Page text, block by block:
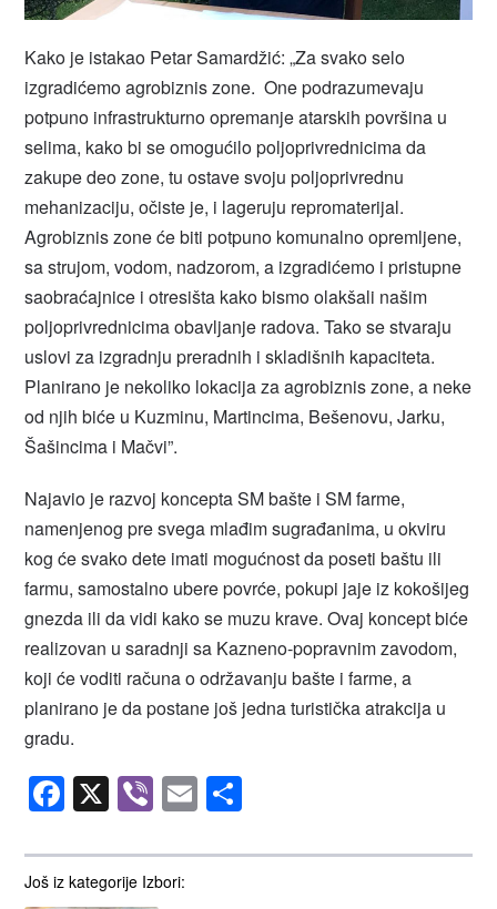
Još iz kategorije Izbori:
Kako je istakao Petar Samardžić: „Za svako selo
izgradićemo agrobiznis zone. One podrazumevaju
potpuno infrastrukturno opremanje atarskih površina u
selima, kako bi se omogućilo poljoprivrednicima da
zakupe deo zone, tu ostave svoju poljoprivrednu
mehanizaciju, očiste je, i lageruju repromaterijal.
Agrobiznis zone će biti potpuno komunalno opremljene,
sa strujom, vodom, nadzorom, a izgradićemo i pristupne
saobraćajnice i otresišta kako bismo olakšali našim
poljoprivrednicima obavljanje radova. Tako se stvaraju
uslovi za izgradnju preradnih i skladišnih kapaciteta.
Planirano je nekoliko lokacija za agrobiznis zone, a neke
od njih biće u Kuzminu, Martincima, Bešenovu, Jarku,
Šašincima i Mačvi”.
Najavio je razvoj koncepta SM bašte i SM farme,
namenjenog pre svega mlađim sugrađanima, u okviru
kog će svako dete imati mogućnost da poseti baštu ili
farmu, samostalno ubere povrće, pokupi jaje iz kokošijeg
gnezda ili da vidi kako se muzu krave. Ovaj koncept biće
realizovan u saradnji sa Kazneno-popravnim zavodom,
koji će voditi računa o održavanju bašte i farme, a
planirano je da postane još jedna turistička atrakcija u
gradu.
Facebook
X Viber
Email